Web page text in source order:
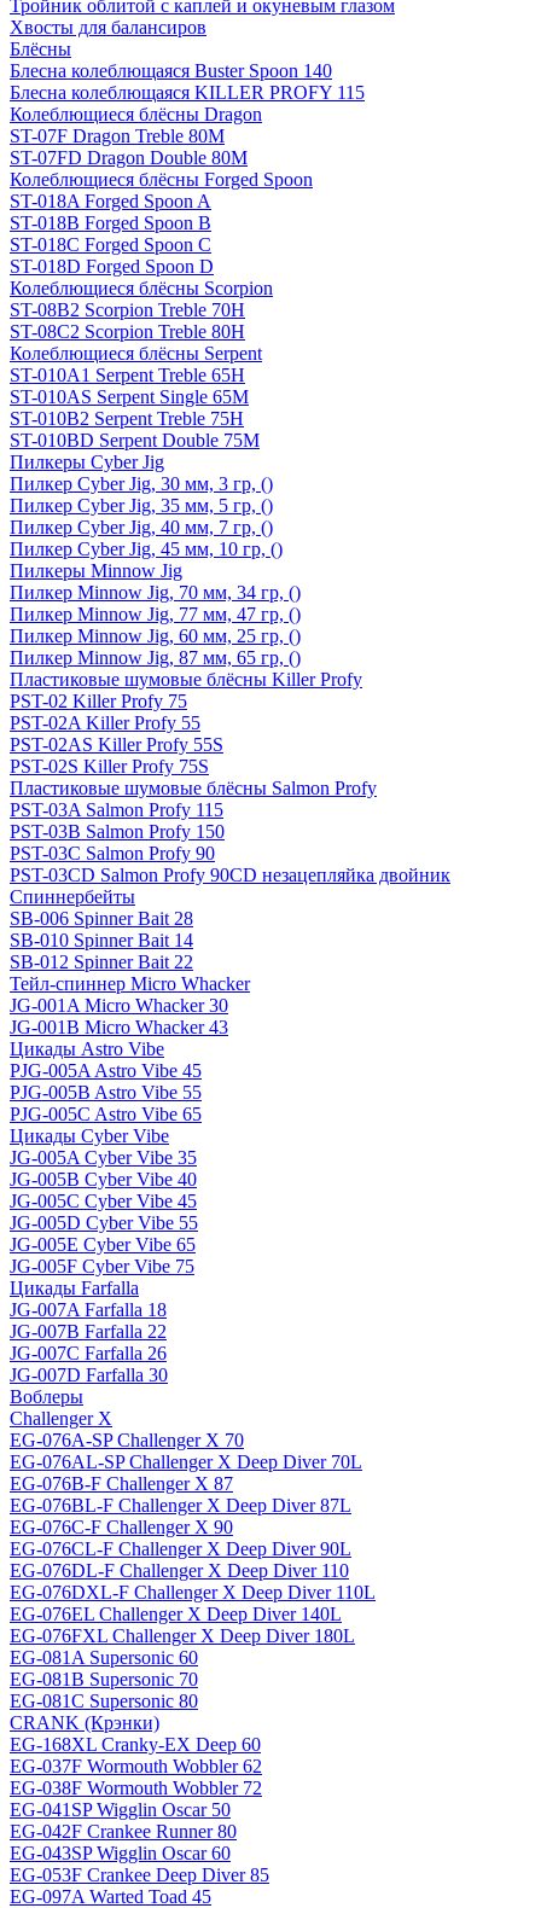
Тройник облитой с каплей и окуневым глазом
Хвосты для балансиров
Блёсны
Блесна колеблющаяся Buster Spoon 140
Блесна колеблющаяся KILLER PROFY 115
Колеблющиеся блёсны Dragon
ST-07F Dragon Treble 80M
ST-07FD Dragon Double 80M
Колеблющиеся блёсны Forged Spoon
ST-018A Forged Spoon A
ST-018B Forged Spoon B
ST-018C Forged Spoon C
ST-018D Forged Spoon D
Колеблющиеся блёсны Scorpion
ST-08B2 Scorpion Treble 70H
ST-08C2 Scorpion Treble 80H
Колеблющиеся блёсны Serpent
ST-010A1 Serpent Treble 65H
ST-010AS Serpent Single 65M
ST-010B2 Serpent Treble 75H
ST-010BD Serpent Double 75M
Пилкеры Cyber Jig
Пилкер Cyber Jig, 30 мм, 3 гр, ()
Пилкер Cyber Jig, 35 мм, 5 гр, ()
Пилкер Cyber Jig, 40 мм, 7 гр, ()
Пилкер Cyber Jig, 45 мм, 10 гр, ()
Пилкеры Minnow Jig
Пилкер Minnow Jig, 70 мм, 34 гр, ()
Пилкер Minnow Jig, 77 мм, 47 гр, ()
Пилкер Minnow Jig, 60 мм, 25 гр, ()
Пилкер Minnow Jig, 87 мм, 65 гр, ()
Пластиковые шумовые блёсны Killer Profy
PST-02 Killer Profy 75
PST-02A Killer Profy 55
PST-02AS Killer Profy 55S
PST-02S Killer Profy 75S
Пластиковые шумовые блёсны Salmon Profy
PST-03A Salmon Profy 115
PST-03B Salmon Profy 150
PST-03C Salmon Profy 90
PST-03CD Salmon Profy 90CD незацепляйка двойник
Спиннербейты
SB-006 Spinner Bait 28
SB-010 Spinner Bait 14
SB-012 Spinner Bait 22
Тейл-спиннер Micro Whacker
JG-001A Micro Whacker 30
JG-001B Micro Whacker 43
Цикады Astro Vibe
PJG-005A Astro Vibe 45
PJG-005B Astro Vibe 55
PJG-005C Astro Vibe 65
Цикады Cyber Vibe
JG-005A Cyber Vibe 35
JG-005B Cyber Vibe 40
JG-005C Cyber Vibe 45
JG-005D Cyber Vibe 55
JG-005E Cyber Vibe 65
JG-005F Cyber Vibe 75
Цикады Farfalla
JG-007A Farfalla 18
JG-007B Farfalla 22
JG-007C Farfalla 26
JG-007D Farfalla 30
Воблеры
Challenger X
EG-076A-SP Challenger X 70
EG-076AL-SP Challenger X Deep Diver 70L
EG-076B-F Challenger X 87
EG-076BL-F Challenger X Deep Diver 87L
EG-076C-F Challenger X 90
EG-076CL-F Challenger X Deep Diver 90L
EG-076DL-F Challenger X Deep Diver 110
EG-076DXL-F Challenger X Deep Diver 110L
EG-076EL Challenger X Deep Diver 140L
EG-076FXL Challenger X Deep Diver 180L
EG-081A Supersonic 60
EG-081B Supersonic 70
EG-081C Supersonic 80
CRANK (Крэнки)
EG-168XL Cranky-EX Deep 60
EG-037F Wormouth Wobbler 62
EG-038F Wormouth Wobbler 72
EG-041SP Wigglin Oscar 50
EG-042F Crankee Runner 80
EG-043SP Wigglin Oscar 60
EG-053F Crankee Deep Diver 85
EG-097A Warted Toad 45